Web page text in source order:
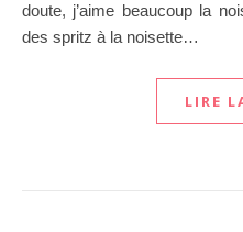
doute, j’aime beaucoup la
des spritz à la noisette…
LIRE